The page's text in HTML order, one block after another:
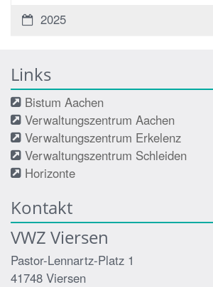
2025
Links
Bistum Aachen
Verwaltungszentrum Aachen
Verwaltungszentrum Erkelenz
Verwaltungszentrum Schleiden
Horizonte
Kontakt
VWZ Viersen
Pastor-Lennartz-Platz 1
41748 Viersen